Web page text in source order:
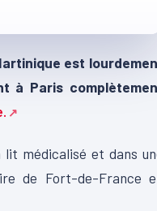
est
à Paris
lit médicalisé et dans
de Fort-de-France